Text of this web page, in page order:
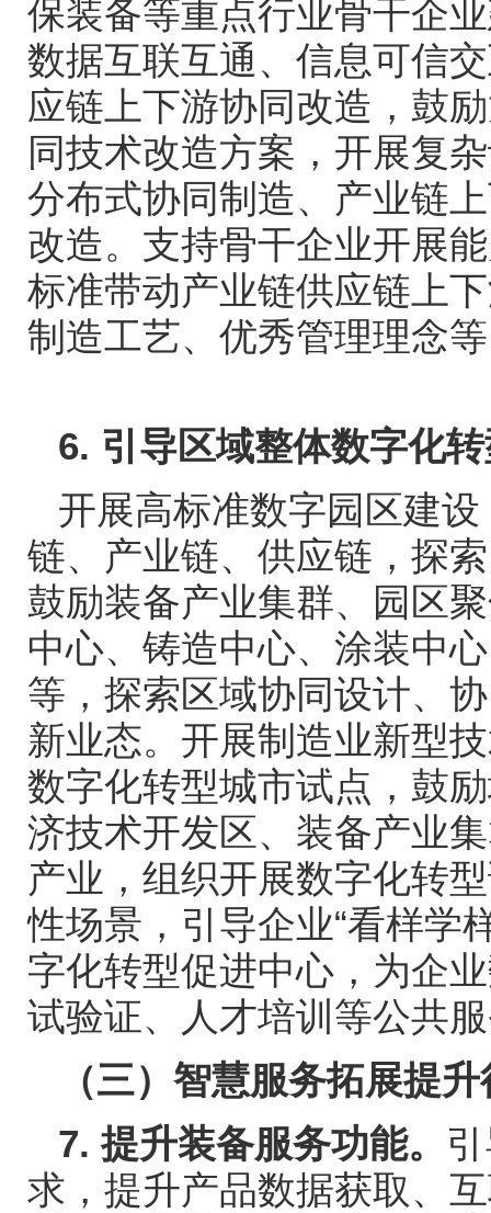
保装备等重点行业骨干企
数据互联互通、信息可信
应链上下游协同改造，鼓
同技术改造方案，开展复
分布式协同制造、产业链
改造。支持骨干企业开展
标准带动产业链供应链上
制造工艺、优秀管理理念
6. 引导区域整体数字化
开展高标准数字园区建
链、产业链、供应链，探
鼓励装备产业集群、园区
中心、铸造中心、涂装中
等，探索区域协同设计、
新业态。开展制造业新型
数字化转型城市试点，鼓
济技术开发区、装备产业
产业，组织开展数字化转
性场景，引导企业“看样学
字化转型促进中心，为企
试验证、人才培训等公共
（三）智慧服务拓展提
7.提升装备服务功能。
求，提升产品数据获取、